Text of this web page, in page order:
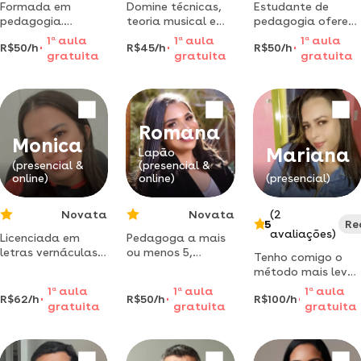
Formada em
pedagogia.
trabalho com
educação infantil
trabalho faz 5
anos naárea
R$50/h
1 aaula
gratuita
Domine técnicas,
teoria musical e
toque suas
músicas favoritas
com um método
aulas didáticas do
zero ao
intermediário. 12
anos formando
alunos confiantes
e versáteis.
R$45/h
1 a aula
gratuita
Estudante de
pedagogia oferece
reforço escolar
personalizado
para crianças com
aprendizagem.
R$50/h
1 aaula
gratuita
Monica
(presencial &
online)
Novata
Licenciada em
letras vernáculas e
univeraidade do
estado da bahia -
R$62/h
1 aaula
gratuita
Romana
Lapão
(presencial &
online)
Novata
Pedagoga a mais
ou menos 5,
educação infantil,
porém adora o
auxílio em
trabalhos
R$50/h
1 a aula
gratuita
Mariana
(presencial)
5
(2
avaliações)
Tenho comigo o
método mais leve
e eficaz, em torna-
se mais fácil em
aprender!
R$100/h
1 a aula
gratuita